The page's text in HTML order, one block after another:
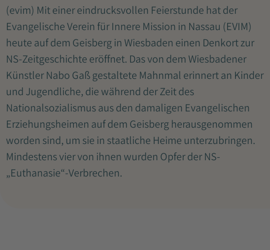
(evim) Mit einer eindrucksvollen Feierstunde hat der
Evangelische Verein für Innere Mission in Nassau (EVIM)
heute auf dem Geisberg in Wiesbaden einen Denkort zur
NS-Zeitgeschichte eröffnet. Das von dem Wiesbadener
Künstler Nabo Gaß gestaltete Mahnmal erinnert an Kinder
und Jugendliche, die während der Zeit des
Nationalsozialismus aus den damaligen Evangelischen
Erziehungsheimen auf dem Geisberg herausgenommen
worden sind, um sie in staatliche Heime unterzubringen.
Mindestens vier von ihnen wurden Opfer der NS-
„Euthanasie“-Verbrechen.